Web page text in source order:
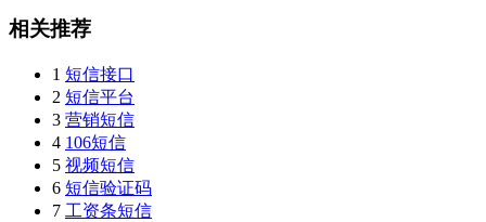
相关推荐
1 短信接口
2 短信平台
3 营销短信
4 106短信
5 视频短信
6 短信验证码
7 工资条短信